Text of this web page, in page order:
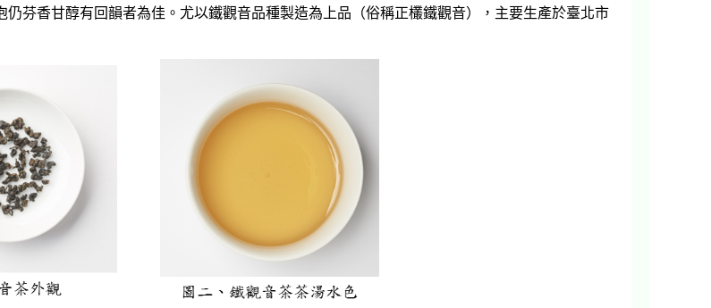
芬香甘醇有回韻者為佳。尤以鐵觀音品種製造為上品（俗稱正欉鐵觀音），主要生產於臺北市